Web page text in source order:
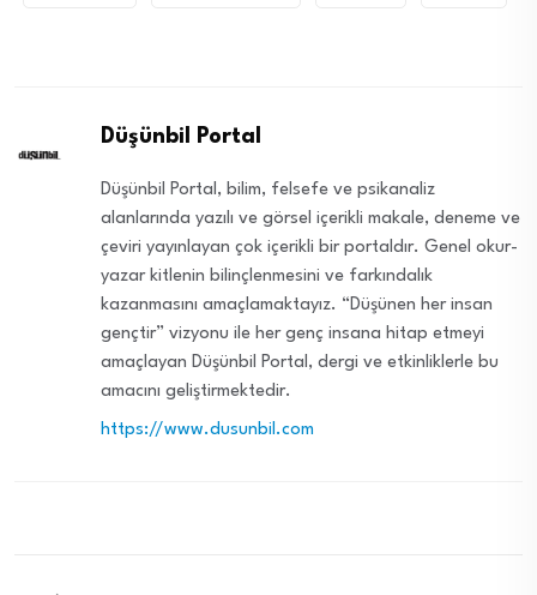
Düşünbil Portal
Düşünbil Portal, bilim, felsefe ve psikanaliz
alanlarında yazılı ve görsel içerikli makale, deneme ve
çeviri yayınlayan çok içerikli bir portaldır. Genel okur-
yazar kitlenin bilinçlenmesini ve farkındalık
kazanmasını amaçlamaktayız. “Düşünen her insan
gençtir” vizyonu ile her genç insana hitap etmeyi
amaçlayan Düşünbil Portal, dergi ve etkinliklerle bu
amacını geliştirmektedir.
https://www.dusunbil.com